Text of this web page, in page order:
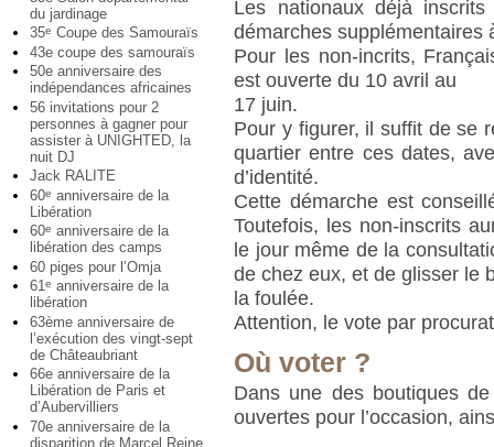
du jardinage
35e Coupe des Samouraïs
43e coupe des samouraïs
50e anniversaire des
indépendances africaines
56 invitations pour 2
personnes à gagner pour
assister à UNIGHTED, la
nuit DJ
Jack RALITE
60e anniversaire de la
Libération
60e anniversaire de la
libération des camps
60 piges pour l’Omja
61e anniversaire de la
libération
63ème anniversaire de
l’exécution des vingt-sept
de Châteaubriant
66e anniversaire de la
Libération de Paris et
d’Aubervilliers
70e anniversaire de la
disparition de Marcel Reine
Les nationaux déjà
démarches supplémentaires
Pour les non-incrits,
est ouverte du 10 avril au
17 juin.
Pour y figurer, il suffit de se
quartier entre ces dates,
d’identité.
Cette démarche est
Toutefois, les non-inscrits
le jour même de la
de chez eux, et de glisser le
la foulée.
Attention, le vote par
Où voter ?
Dans une des boutiques
ouvertes pour l’occasion,